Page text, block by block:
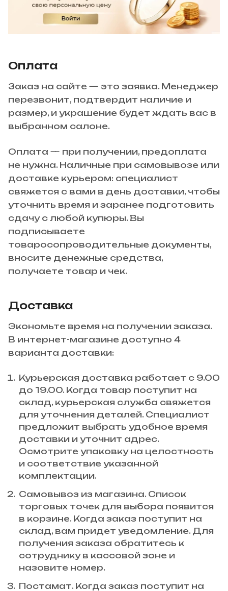
Оплата
Заказ на сайте — это заявка. Менеджер
перезвонит, подтвердит наличие и
размер, и украшение будет ждать вас в
выбранном салоне.
Оплата — при получении, предоплата
не нужна. Наличные при самовывозе или
доставке курьером: специалист
свяжется с вами в день доставки, чтобы
уточнить время и заранее подготовить
сдачу с любой купюры. Вы
подписываете
товаросопроводительные документы,
вносите денежные средства,
получаете товар и чек.
Доставка
Экономьте время на получении заказа.
В интернет-магазине доступно 4
варианта доставки:
Курьерская доставка работает с 9.00
до 19.00. Когда товар поступит на
склад, курьерская служба свяжется
для уточнения деталей. Специалист
предложит выбрать удобное время
доставки и уточнит адрес.
Осмотрите упаковку на целостность
и соответствие указанной
комплектации.
Самовывоз из магазина. Список
торговых точек для выбора появится
в корзине. Когда заказ поступит на
склад, вам придет уведомление. Для
получения заказа обратитесь к
сотруднику в кассовой зоне и
назовите номер.
Постамат. Когда заказ поступит на